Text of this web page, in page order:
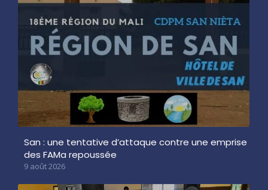
San : une tentative d’attaque contre une emprise
des FAMa repoussée
9 août 2026